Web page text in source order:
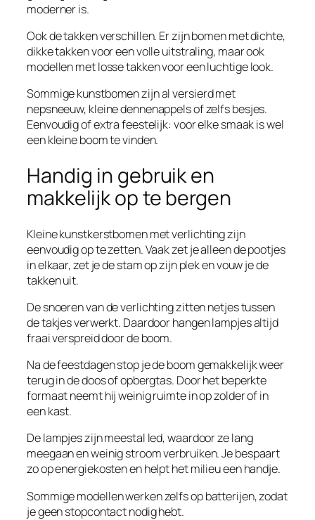
moderner is.
Ook de takken verschillen. Er zijn bomen met dichte,
dikke takken voor een volle uitstraling, maar ook
modellen met losse takken voor een luchtige look.
Sommige kunstbomen zijn al versierd met
nepsneeuw, kleine dennenappels of zelfs besjes.
Eenvoudig of extra feestelijk: voor elke smaak is wel
een kleine boom te vinden.
Handig in gebruik en
makkelijk op te bergen
Kleine kunstkerstbomen met verlichting zijn
eenvoudig op te zetten. Vaak zet je alleen de pootjes
in elkaar, zet je de stam op zijn plek en vouw je de
takken uit.
De snoeren van de verlichting zitten netjes tussen
de takjes verwerkt. Daardoor hangen lampjes altijd
fraai verspreid door de boom.
Na de feestdagen stop je de boom gemakkelijk weer
terug in de doos of opbergtas. Door het beperkte
formaat neemt hij weinig ruimte in op zolder of in
een kast.
De lampjes zijn meestal led, waardoor ze lang
meegaan en weinig stroom verbruiken. Je bespaart
zo op energiekosten en helpt het milieu een handje.
Sommige modellen werken zelfs op batterijen, zodat
je geen stopcontact nodig hebt.